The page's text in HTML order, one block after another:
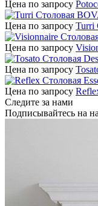
Цена по запросу
Цена по запросу Turri
Цена по запросу
Цена по запросу
Цена по запросу
Следите за нами
Подписывайтесь на